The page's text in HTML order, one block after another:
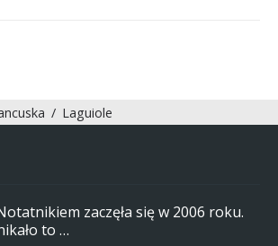
/ Laguiole
zaczęła się w 2006 roku.
to …